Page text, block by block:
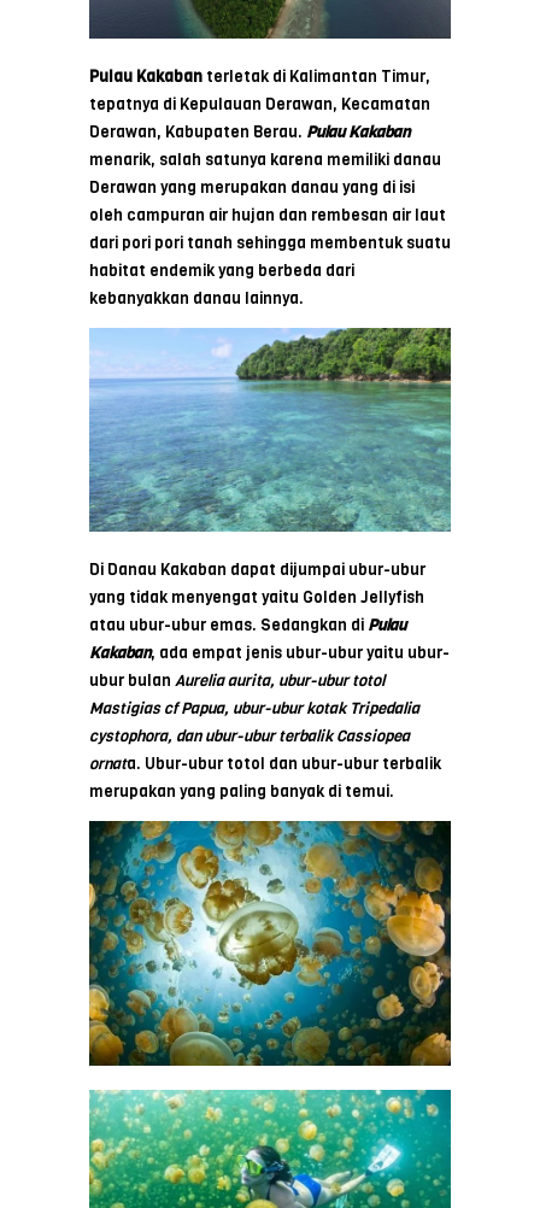
Pulau Kakaban terletak di Kalimantan Timur,
tepatnya di Kepulauan Derawan, Kecamatan
Derawan, Kabupaten Berau. Pulau Kakaban
menarik, salah satunya karena memiliki danau
Derawan yang merupakan danau yang di isi
oleh campuran air hujan dan rembesan air laut
dari pori pori tanah sehingga membentuk suatu
habitat endemik yang berbeda dari
kebanyakkan danau lainnya.
Di Danau Kakaban dapat dijumpai ubur-ubur
yang tidak menyengat yaitu Golden Jellyfish
atau ubur-ubur emas. Sedangkan di Pulau
Kakaban, ada empat jenis ubur-ubur yaitu ubur-
ubur bulan Aurelia aurita, ubur-ubur totol
Mastigias cf Papua, ubur-ubur kotak Tripedalia
cystophora, dan ubur-ubur terbalik Cassiopea
ornata. Ubur-ubur totol dan ubur-ubur terbalik
merupakan yang paling banyak di temui.